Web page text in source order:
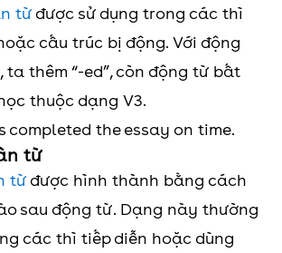
từ được sử dụng trong các thì
cấu trúc bị động. Với động
ta thêm “-ed”, còn động từ bất
thuộc dạng V3.
completed the essay on time.
từ
từ được hình thành bằng cách
sau động từ. Dạng này thường
các thì tiếp diễn hoặc dùng